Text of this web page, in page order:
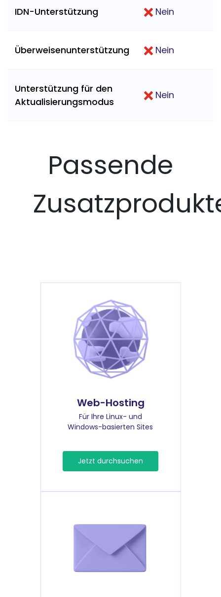
IDN-Unterstützung Nein
Überweisenunterstützung Nein
Unterstützung für den
Aktualisierungsmodus
Nein
Passende
Web-Hosting
Für Ihre Linux- und
Windows-basierten Sites
Jetzt durchsuchen